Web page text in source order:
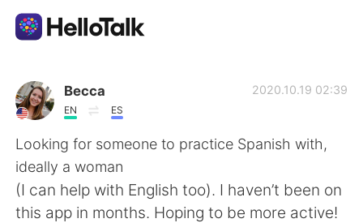
Language Exchange App
AI Grammar Checker
English
Becca
EN ES
2020.10.19 02:39
Looking for someone to practice Spanish with,
ideally a woman
(I can help with English too). I haven’t been on
this app in months. Hoping to be more active!